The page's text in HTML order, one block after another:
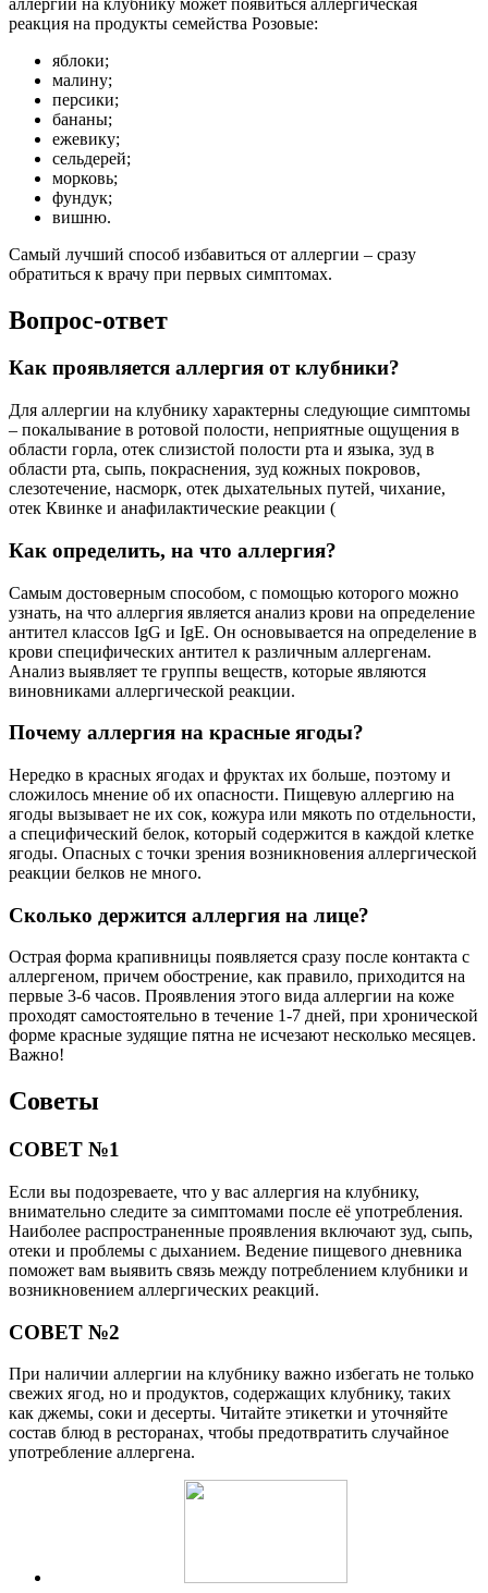
реакция на продукты семейства Розовые:
яблоки;
малину;
персики;
бананы;
ежевику;
сельдерей;
морковь;
фундук;
вишню.
Самый лучший способ избавиться от аллергии – сразу
обратиться к врачу при первых симптомах.
Вопрос-ответ
Как проявляется аллергия от клубники?
Для аллергии на клубнику характерны следующие симптомы
– покалывание в ротовой полости, неприятные ощущения в
области горла, отек слизистой полости рта и языка, зуд в
области рта, сыпь, покраснения, зуд кожных покровов,
слезотечение, насморк, отек дыхательных путей, чихание,
отек Квинке и анафилактические реакции (
Как определить, на что аллергия?
Самым достоверным способом, с помощью которого можно
узнать, на что аллергия является анализ крови на определение
антител классов IgG и IgE. Он основывается на определение в
крови специфических антител к различным аллергенам.
Анализ выявляет те группы веществ, которые являются
виновниками аллергической реакции.
Почему аллергия на красные ягоды?
Нередко в красных ягодах и фруктах их больше, поэтому и
сложилось мнение об их опасности. Пищевую аллергию на
ягоды вызывает не их сок, кожура или мякоть по отдельности,
а специфический белок, который содержится в каждой клетке
ягоды. Опасных с точки зрения возникновения аллергической
реакции белков не много.
Сколько держится аллергия на лице?
Острая форма крапивницы появляется сразу после контакта с
аллергеном, причем обострение, как правило, приходится на
первые 3-6 часов. Проявления этого вида аллергии на коже
проходят самостоятельно в течение 1-7 дней, при хронической
форме красные зудящие пятна не исчезают несколько месяцев.
Важно!
Советы
СОВЕТ №1
Если вы подозреваете, что у вас аллергия на клубнику,
внимательно следите за симптомами после её употребления.
Наиболее распространенные проявления включают зуд, сыпь,
отеки и проблемы с дыханием. Ведение пищевого дневника
поможет вам выявить связь между потреблением клубники и
возникновением аллергических реакций.
СОВЕТ №2
При наличии аллергии на клубнику важно избегать не только
свежих ягод, но и продуктов, содержащих клубнику, таких
как джемы, соки и десерты. Читайте этикетки и уточняйте
состав блюд в ресторанах, чтобы предотвратить случайное
употребление аллергена.